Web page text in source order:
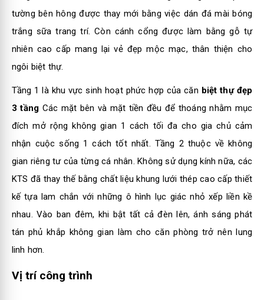
tường bên hông được thay mới bằng việc dán đá mài bóng
trắng sữa trang trí. Còn cánh cổng được làm bằng gỗ tự
nhiên cao cấp mang lại vẻ đẹp mộc mạc, thân thiện cho
ngôi biệt thự.
Tầng 1 là khu vực sinh hoạt phức hợp của căn biệt thự đẹp
3 tầng Các mặt bên và mặt tiền đều để thoáng nhằm mục
đích mở rộng không gian 1 cách tối đa cho gia chủ cảm
nhận cuộc sống 1 cách tốt nhất. Tầng 2 thuộc về không
gian riêng tư của từng cá nhân. Không sử dụng kính nữa, các
KTS đã thay thế bằng chất liệu khung lưới thép cao cấp thiết
kế tựa lam chắn với những ô hình lục giác nhỏ xếp liền kề
nhau. Vào ban đêm, khi bật tất cả đèn lên, ánh sáng phát
tán phủ khắp không gian làm cho căn phòng trở nên lung
linh hơn.
Vị trí công trình